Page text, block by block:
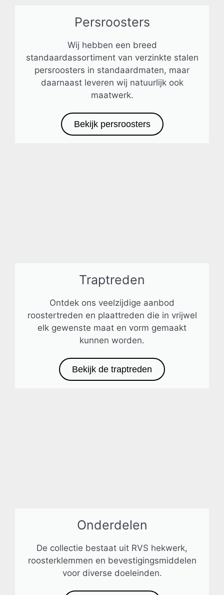
Persroosters
Wij hebben een breed
standaardassortiment van verzinkte stalen
persroosters in standaardmaten, maar
daarnaast leveren wij natuurlijk ook
maatwerk.
Bekijk persroosters
Traptreden
Ontdek ons veelzijdige aanbod
roostertreden en plaattreden die in vrijwel
elk gewenste maat en vorm gemaakt
kunnen worden.
Bekijk de traptreden
Onderdelen
De collectie bestaat uit RVS hekwerk,
roosterklemmen en bevestigingsmiddelen
voor diverse doeleinden.